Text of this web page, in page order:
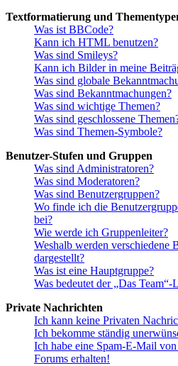
Textformatierung und
Was ist BBCode?
Kann ich HTML benutzen?
Was sind Smileys?
Kann ich Bilder in meine
Was sind globale
Was sind Bekanntmachungen?
Was sind wichtige Themen?
Was sind geschlossene
Was sind Themen-Symbole?
Benutzer-Stufen und Gruppen
Was sind Administratoren?
Was sind Moderatoren?
Was sind Benutzergruppen?
Wo finde ich die
bei?
Wie werde ich Gruppenleiter?
Weshalb werden verschiedene
dargestellt?
Was ist eine Hauptgruppe?
Was bedeutet der „Das
Private Nachrichten
Ich kann keine Privaten
Ich bekomme ständig
Ich habe eine Spam-E-Mail
Forums erhalten!